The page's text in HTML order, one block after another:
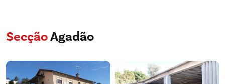
SecçãoAgadão